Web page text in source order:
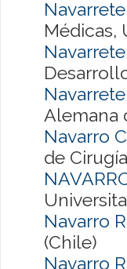
Médicas,
Alemana
Navarro
de
Navarro
(Chile)
Navarro